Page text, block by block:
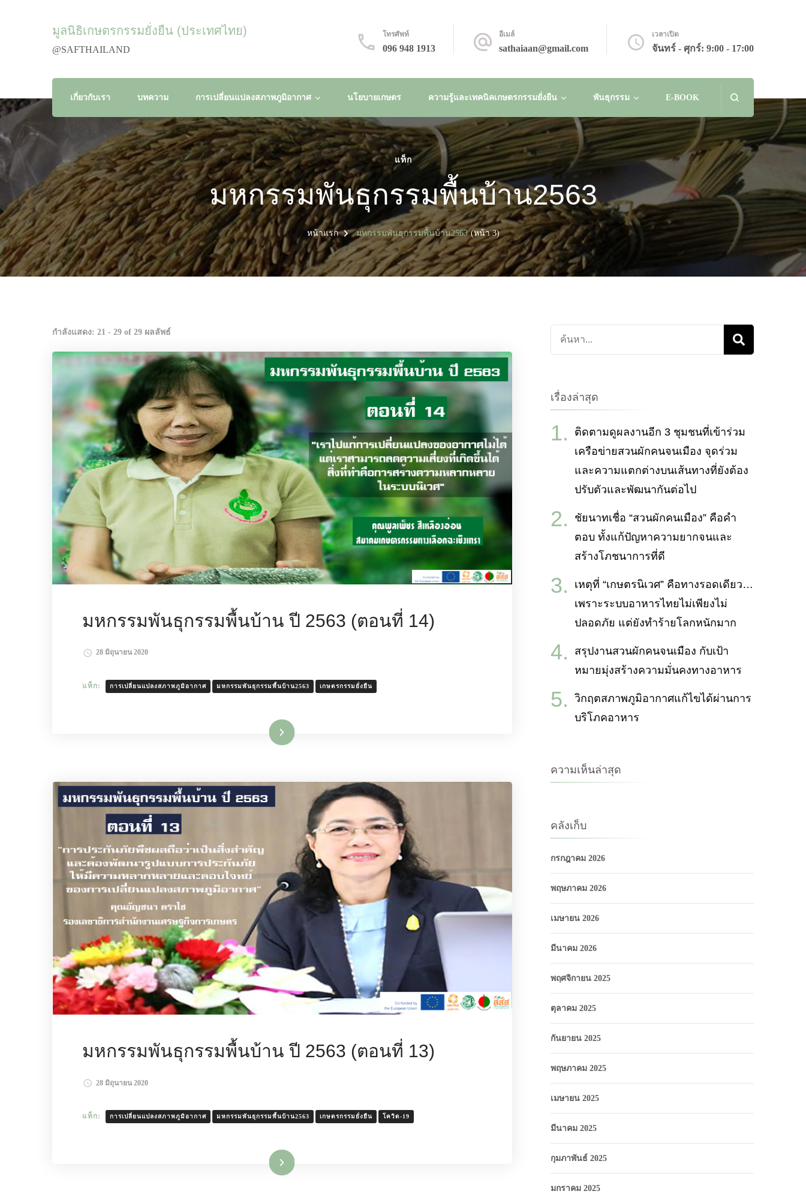
มูลนิธิเกษตรกรรมยั่งยืน (ประเทศไทย)
@SAFTHAILAND
โทรศัพท์
096 948 1913
อีเมล์
sathaiaan@gmail.com
เวลาเปิด
จันทร์ - ศุกร์: 9:00 - 17:00
เกี่ยวกับเรา บทความ การเปลี่ยนแปลงสภาพภูมิอากาศ นโยบายเกษตร ความรู้และเทคนิคเกษตรกรรมยั่งยืน พันธุกรรม E-BOOK
แท็ก
มหกรรมพันธุกรรมพื้นบ้าน2563
หน้าแรก มหกรรมพันธุกรรมพื้นบ้าน2563 (หน้า 3)
กำลังแสดง: 21 - 29 of 29 ผลลัพธ์
มหกรรมพันธุกรรมพื้นบ้าน ปี 2563 (ตอนที่ 14)
28 มิถุนายน 2020
แท็ก: การเปลี่ยนแปลงสภาพภูมิอากาศ มหกรรมพันธุกรรมพื้นบ้าน2563 เกษตรกรรมยั่งยืน
อ่านเพิ่มเติม
มหกรรมพันธุกรรมพื้นบ้าน ปี 2563 (ตอนที่ 13)
28 มิถุนายน 2020
แท็ก: การเปลี่ยนแปลงสภาพภูมิอากาศ มหกรรมพันธุกรรมพื้นบ้าน2563 เกษตรกรรมยั่งยืน โควิด-19
อ่านเพิ่มเติม
ค้นหา
เกี่ยว
เรื่องล่าสุด
ติดตามดูผลงานอีก 3 ชุมชนที่เข้าร่วม
เครือข่ายสวนผักคนจนเมือง จุดร่วม
และความแตกต่างบนเส้นทางที่ยังต้อง
ปรับตัวและพัฒนากันต่อไป
ชัยนาทเชื่อ “สวนผักคนเมือง” คือคำ
ตอบ ทั้งแก้ปัญหาความยากจนและ
สร้างโภชนาการที่ดี
เหตุที่ “เกษตรนิเวศ” คือทางรอดเดียว…
เพราะระบบอาหารไทยไม่เพียงไม่
ปลอดภัย แต่ยังทำร้ายโลกหนักมาก
สรุปงานสวนผักคนจนเมือง กับเป้า
หมายมุ่งสร้างความมั่นคงทางอาหาร
วิกฤตสภาพภูมิอากาศแก้ไขได้ผ่านการ
บริโภคอาหาร
ความเห็นล่าสุด
คลังเก็บ
กรกฎาคม 2026
พฤษภาคม 2026
เมษายน 2026
มีนาคม 2026
พฤศจิกายน 2025
ตุลาคม 2025
กันยายน 2025
พฤษภาคม 2025
เมษายน 2025
มีนาคม 2025
กุมภาพันธ์ 2025
มกราคม 2025